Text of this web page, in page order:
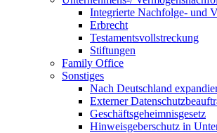
Integrierte Nachfolge- und
Erbrecht
Testamentsvollstreckung
Stiftungen
Family Office
Sonstiges
Nach Deutschland
Externer
Geschäftsgeheimnisgesetz
Hinweisgeberschutz in